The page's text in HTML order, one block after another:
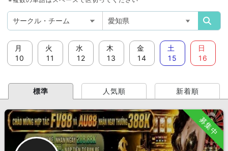
月
10
火
11
水
12
木
13
金
14
土
15
日
16
標準 人気順 新着順
募集中